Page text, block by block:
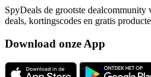
SpyDeals de grootste
deals, kortingscodes en gratis
Download onze App